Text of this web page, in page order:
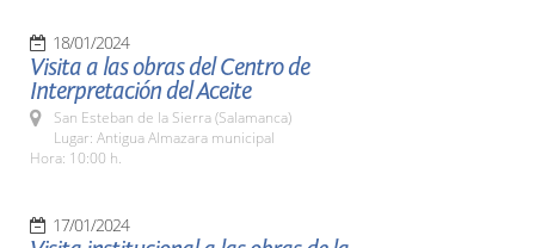
18/01/2024
Visita a las obras del Centro de
Interpretación del Aceite
San Esteban de la Sierra (Salamanca)
Lugar: Antigua Almazara municipal
Hora: 10:00 h.
17/01/2024